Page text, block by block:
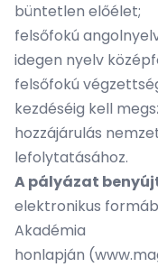
büntetlen előélet;
felsőfokú
idegen nyelv
felsőfokú
kezdéséig kell
hozzájárulás
lefolytatásához.
A pályázat
elektronikus
Akadémia
honlapján